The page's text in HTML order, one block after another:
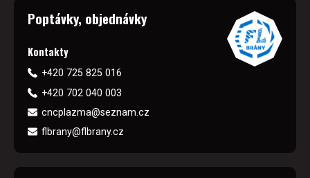
Poptávky, objednávky
Kontakty
+420 725 825 016
+420 702 040 003
cncplazma@seznam.cz
flbrany@flbrany.cz